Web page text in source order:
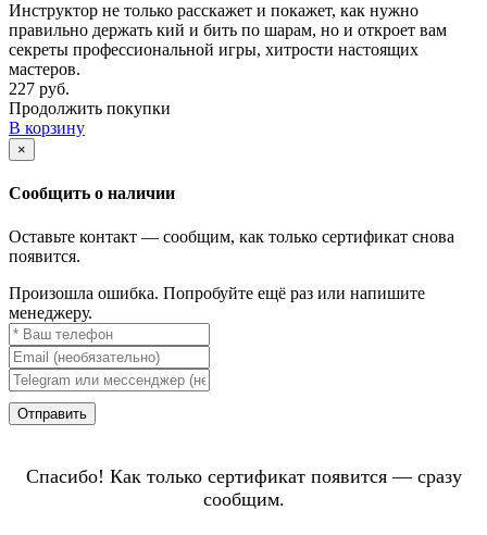
Инструктор не только расскажет и покажет, как нужно
правильно держать кий и бить по шарам, но и откроет вам
секреты профессиональной игры, хитрости настоящих
мастеров.
227 руб.
Продолжить покупки
В корзину
×
Сообщить о наличии
Оставьте контакт — сообщим, как только сертификат снова
появится.
Произошла ошибка. Попробуйте ещё раз или напишите
менеджеру.
Отправить
Спасибо! Как только сертификат появится — сразу
сообщим.